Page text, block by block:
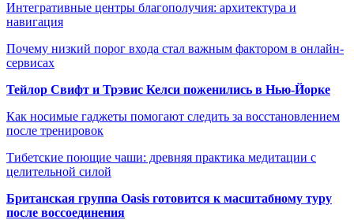
Интегративные центры благополучия: архитектура и
навигация
Почему низкий порог входа стал важным фактором в онлайн-
сервисах
Тейлор Свифт и Трэвис Келси поженились в Нью-Йорке
Как носимые гаджеты помогают следить за восстановлением
после тренировок
Тибетские поющие чаши: древняя практика медитации с
целительной силой
Британская группа Oasis готовится к масштабному туру
после воссоединения